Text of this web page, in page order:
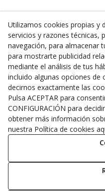
Inserbo,
Pol. Industrial
25123
+34
Política
Utilizamos cookies propias y
servicios y razones técnicas,
navegación, para almacenar
para mostrarte publicidad
mediante el análisis de tus
incluido algunas opciones
decirnos exactamente las
Pulsa ACEPTAR para
CONFIGURACIÓN para
obtener más información
nuestra Política de cookies